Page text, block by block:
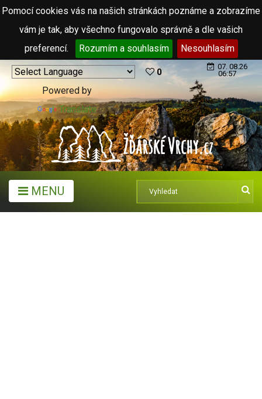
Pomocí cookies vás na našich stránkách poznáme a zobrazíme
vám je tak, aby všechno fungovalo správně a dle vašich
preferencí.
Rozumím a souhlasím Nesouhlasím
Powered by
Translate
0
07. 08.26
06:57
MENU